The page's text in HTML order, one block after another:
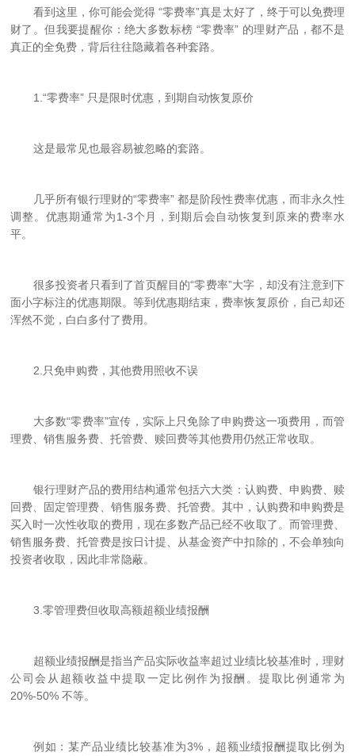
看到这里，你可能会觉得 “零费率”真是太好了，终于可以免费理
财了。但我要提醒你：绝大多数标榜 “零费率” 的理财产品，都不是
真正的全免费，背后往往隐藏着各种套路。
1. “零费率” 只是限时优惠，到期自动恢复原价
这是最常见也最容易被忽略的套路。
几乎所有银行理财的“零费率” 都是阶段性费率优惠，而非永久性
调整。优惠期通常为1-3个月，到期后会自动恢复到原来的费率水
平。
很多投资者只看到了首页醒目的“零费率”大字，却没有注意到下
面小字标注的优惠期限。等到优惠期结束，费率恢复原价，自己却还
浑然不觉，白白多付了费用。
2. 只免申购费，其他费用照收不误
大多数“零费率”宣传，实际上只免除了申购费这一项费用，而管
理费、销售服务费、托管费、赎回费等其他费用仍然正常收取。
银行理财产品的费用结构通常包括六大类：认购费、申购费、赎
回费、固定管理费、销售服务费、托管费。其中，认购费和申购费是
买入时一次性收取的费用，现在多数产品已经不收取了。而管理费、
销售服务费、托管费是按日计提、从基金资产中扣除的，不会单独向
投资者收取，因此非常隐蔽。
3. 零管理费但收取高额超额业绩报酬
超额业绩报酬是指当产品实际收益率超过业绩比较基准时，理财
公司会从超额收益中提取一定比例作为报酬。提取比例通常为
20%-50% 不等。
例如：某产品业绩比较基准为3%，超额业绩报酬提取比例为